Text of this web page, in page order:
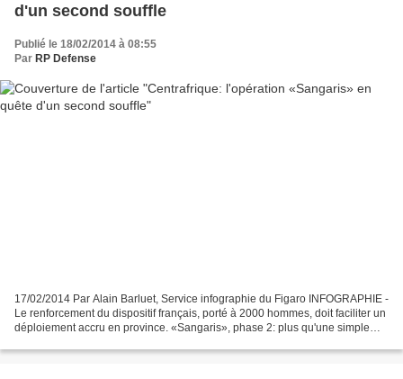
d'un second souffle
Publié le 18/02/2014 à 08:55
Par RP Defense
17/02/2014 Par Alain Barluet, Service infographie du Figaro INFOGRAPHIE -
Le renforcement du dispositif français, porté à 2000 hommes, doit faciliter un
déploiement accru en province. «Sangaris», phase 2: plus qu'une simple